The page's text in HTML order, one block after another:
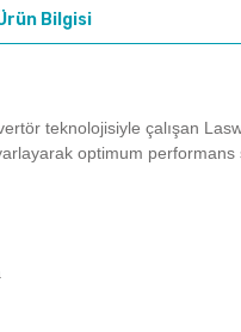
Bilgisi
teknolojisiyle çalışan
optimum